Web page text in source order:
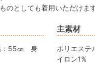
のとしても着用いただけます
：55㎝ 身
主素材
ポリエステ
イロン1%